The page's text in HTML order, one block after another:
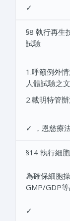
✓
§8 執行再生
試驗
1.呼籲例外
人體試驗之
2.載明特管
✓ ，恩慈療
§14 執行細
為確保細胞
GMP/GDP
✓